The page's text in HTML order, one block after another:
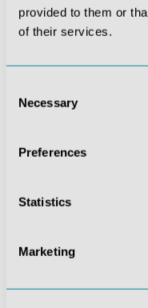
provided to them or
of their services.
Selection
Necessary
Preferences
Statistics
Marketing
80,92 €*